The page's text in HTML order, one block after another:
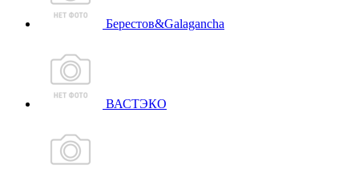
Берестов&Galagancha
ВАСТЭКО